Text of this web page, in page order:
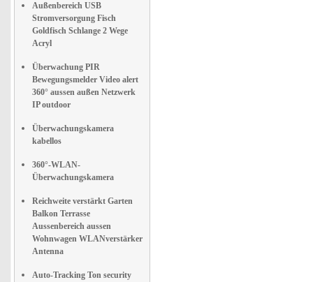
Außenbereich USB
Stromversorgung Fisch
Goldfisch Schlange 2 Wege
Acryl
Überwachung PIR
Bewegungsmelder Video alert
360° aussen außen Netzwerk
IP outdoor
Überwachungskamera
kabellos
360°-WLAN-
Überwachungskamera
Reichweite verstärkt Garten
Balkon Terrasse
Aussenbereich aussen
Wohnwagen WLANverstärker
Antenna
Auto-Tracking Ton security